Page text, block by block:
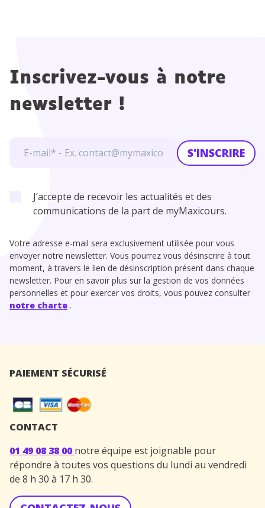
Inscrivez-vous à notre
newsletter !
S'INSCRIRE
J’accepte de recevoir les actualités et des
communications de la part de myMaxicours.
Votre adresse e-mail sera exclusivement utilisée pour vous
envoyer notre newsletter. Vous pourrez vous désinscrire à tout
moment, à travers le lien de désinscription présent dans chaque
newsletter. Pour en savoir plus sur la gestion de vos données
personnelles et pour exercer vos droits, vous pouvez consulter
notre charte .
PAIEMENT SÉCURISÉ
CONTACT
01 49 08 38 00 notre équipe est joignable pour
répondre à toutes vos questions du lundi au vendredi
de 8 h 30 à 17 h 30.